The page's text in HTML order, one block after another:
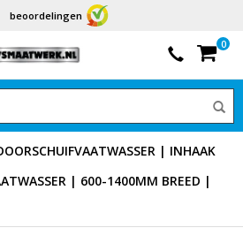
beoordelingen
0
| INHAAK
| 600-1400MM BREED |